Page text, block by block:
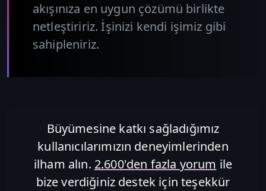
akışınıza en uygun çözümü birlikte
netleştiririz. İşinizi kendi işimiz gibi
sahipleniriz.
Büyümesine katkı sağladığımız
kullanıcılarımızın deneyimlerinden
ilham alın. 2.600'den fazla yorum ile
bize verdiğiniz destek için teşekkür